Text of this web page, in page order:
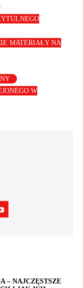
MATERIAŁY NA
W
– NAJCZĘSTSZE